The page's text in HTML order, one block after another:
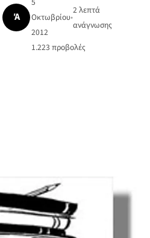
Ά
Οκτωβρίου
2012
•
2 λεπτά
ανάγνωσης
1.223 προβολές